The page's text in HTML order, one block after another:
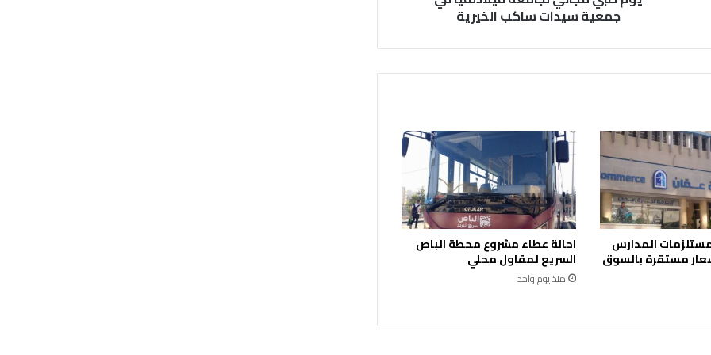
ج
م
ف
ي
ل
ا
د
ل
ف
ي
ا
م
جمعية سيدات ساكب الخيرية
المدارس
مستقرة بالسوق
احالة عطاء مشروع محطة الباص
السريع لمقاول محلي
منذ يوم واحد